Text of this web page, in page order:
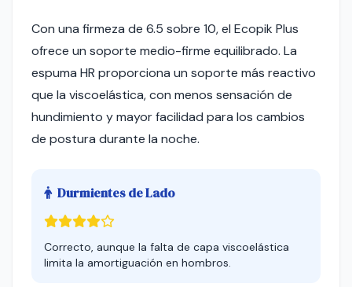
Con una firmeza de 6.5 sobre 10, el Ecopik Plus
ofrece un soporte medio-firme equilibrado. La
espuma HR proporciona un soporte más reactivo
que la viscoelástica, con menos sensación de
hundimiento y mayor facilidad para los cambios
de postura durante la noche.
Durmientes de Lado
Correcto, aunque la falta de capa viscoelástica
limita la amortiguación en hombros.